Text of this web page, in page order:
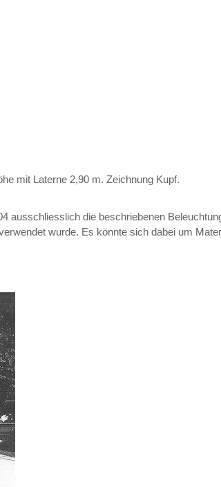
mit Laterne 2,90 m. Zeichnung Kupf.
ausschliesslich die beschriebenen
wurde. Es könnte sich dabei um